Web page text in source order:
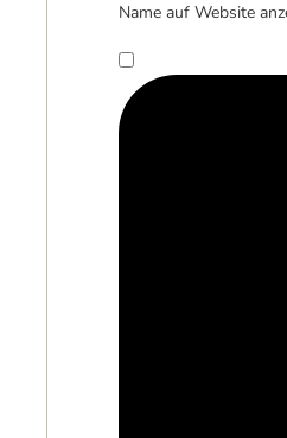
Name auf Website